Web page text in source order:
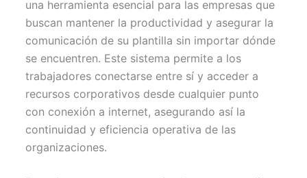
una herramienta esencial para las empresas que
buscan mantener la productividad y asegurar la
comunicación de su plantilla sin importar dónde
se encuentren. Este sistema permite a los
trabajadores conectarse entre sí y acceder a
recursos corporativos desde cualquier punto
con conexión a internet, asegurando así la
continuidad y eficiencia operativa de las
organizaciones.